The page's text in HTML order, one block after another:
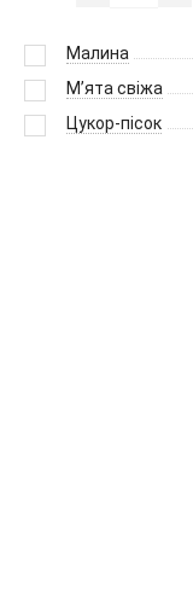
Малина
М’ята свіжа
Цукор-пісок